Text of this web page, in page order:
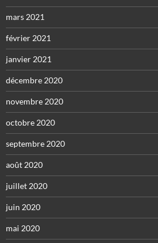
mars 2021
février 2021
janvier 2021
décembre 2020
novembre 2020
octobre 2020
septembre 2020
août 2020
juillet 2020
juin 2020
mai 2020